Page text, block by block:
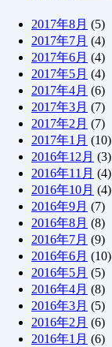
2017年8月 (5)
2017年7月 (4)
2017年6月 (4)
2017年5月 (4)
2017年4月 (6)
2017年3月 (7)
2017年2月 (7)
2017年1月 (10)
2016年12月 (3)
2016年11月 (4)
2016年10月 (4)
2016年9月 (7)
2016年8月 (8)
2016年7月 (9)
2016年6月 (10)
2016年5月 (5)
2016年4月 (8)
2016年3月 (5)
2016年2月 (6)
2016年1月 (6)